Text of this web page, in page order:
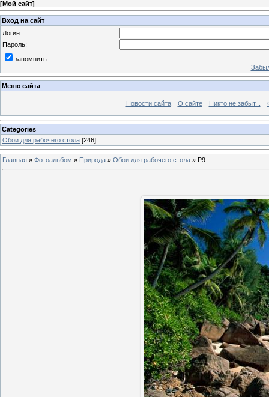
[Мой сайт]
Вход на сайт
Логин:
Пароль:
запомнить
Меню сайта
Новости сайта О сайте Никто не забыт...
Categories
Обои для рабочего стола [246]
Главная » Фотоальбом » Природа » Обои для рабочего стола » P9